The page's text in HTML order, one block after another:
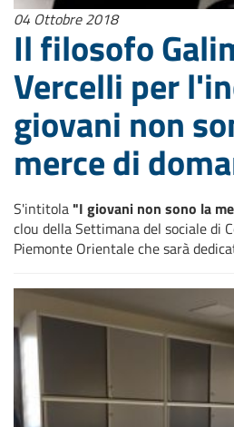
04 Ottobre 2018
Il filosofo
Vercelli per
giovani non
merce di
S'intitola "I giovani non sono la
clou della Settimana del sociale di
Piemonte Orientale che sarà